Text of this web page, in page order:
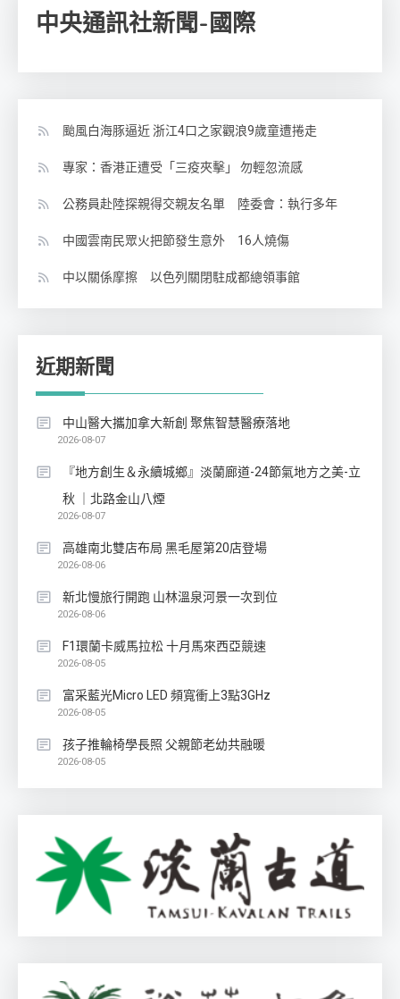
中央通訊社新聞-國際
颱風白海豚逼近 浙江4口之家觀浪9歲童遭捲走
專家：香港正遭受「三疫夾擊」 勿輕忽流感
公務員赴陸探親得交親友名單 陸委會：執行多年
中國雲南民眾火把節發生意外 16人燒傷
中以關係摩擦 以色列關閉駐成都總領事館
近期新聞
中山醫大攜加拿大新創 聚焦智慧醫療落地
2026-08-07
『地方創生＆永續城鄉』淡蘭廊道-24節氣地方之美-立
秋 ｜北路金山八煙
2026-08-07
高雄南北雙店布局 黑毛屋第20店登場
2026-08-06
新北慢旅行開跑 山林溫泉河景一次到位
2026-08-06
F1環蘭卡威馬拉松 十月馬來西亞競速
2026-08-05
富采藍光Micro LED 頻寬衝上3點3GHz
2026-08-05
孩子推輪椅學長照 父親節老幼共融暖
2026-08-05